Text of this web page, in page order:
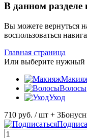
В данном разделе
Вы можете вернуться
воспользоваться
Главная страница
Или выберите нужный
Волосы
Уход
710 руб. / шт + 3